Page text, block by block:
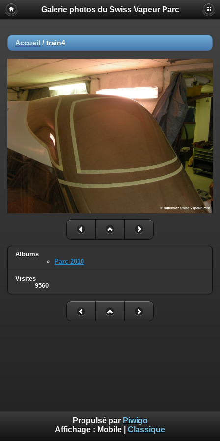
Galerie photos du Swiss Vapeur Parc
Accueil / train4
Albums
Parc 2010
Visites
9560
Propulsé par Piwigo
Affichage : Mobile Classique